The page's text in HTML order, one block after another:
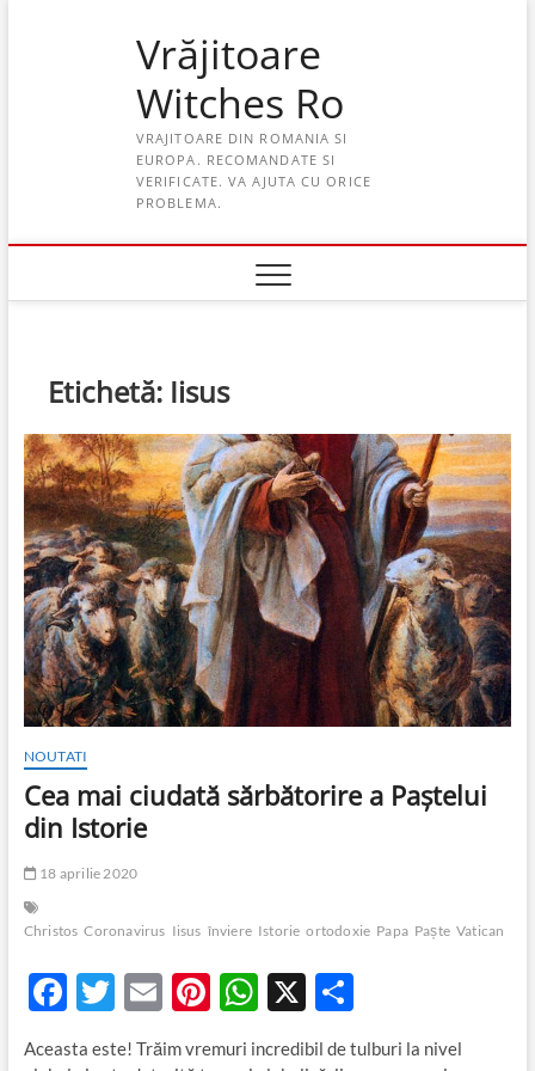
Vrăjitoare
Witches Ro
VRAJITOARE DIN ROMANIA SI
EUROPA. RECOMANDATE SI
VERIFICATE. VA AJUTA CU ORICE
PROBLEMA.
Etichetă: Iisus
NOUTATI
Cea mai ciudată sărbătorire a Paștelui
din Istorie
18 aprilie 2020
Christos Coronavirus Iisus înviere Istorie ortodoxie Papa Paște Vatican
F
ac
T
w
E
m
Pi
nt
WX P
ar
Aceasta este! Trăim vremuri incredibil de tulburi la nivel